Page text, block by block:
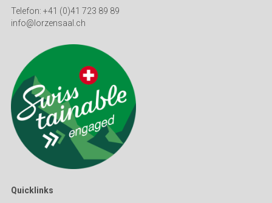
Telefon: +41 (0)41 723 89 89
info@lorzensaal.ch
Quicklinks